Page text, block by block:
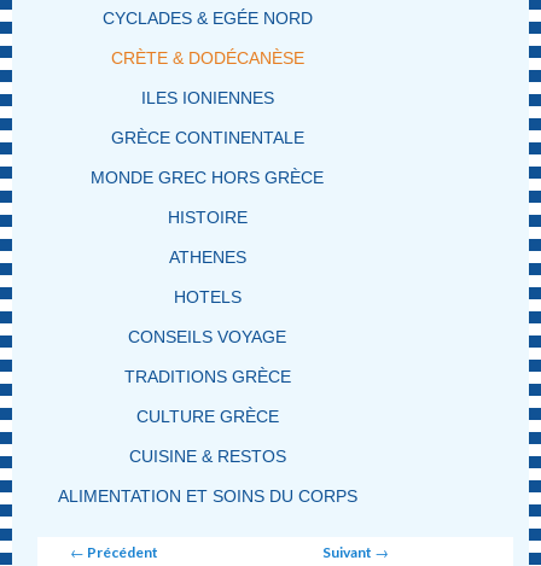
CYCLADES & EGÉE NORD
CRÈTE & DODÉCANÈSE
ILES IONIENNES
GRÈCE CONTINENTALE
MONDE GREC HORS GRÈCE
HISTOIRE
ATHENES
HOTELS
CONSEILS VOYAGE
TRADITIONS GRÈCE
CULTURE GRÈCE
CUISINE & RESTOS
ALIMENTATION ET SOINS DU CORPS
Post navigation
← Précédent Suivant →